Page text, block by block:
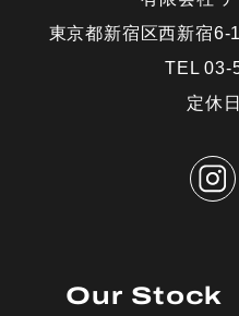
東京都新宿区西新宿
TEL 03-
定休
Our Stock